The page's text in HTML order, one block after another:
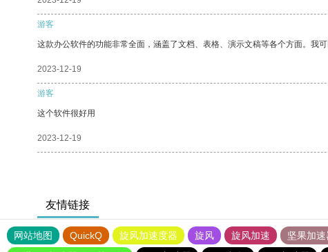
游客
这款办公软件的功能非常全面，涵盖了文档、表格、演示文稿等各个方面。我
2023-12-19
游客
这个软件很好用
2023-12-19
友情链接
网站地图 QuickQ 旋风加速度器 旋风 旋风加速 坚果加速